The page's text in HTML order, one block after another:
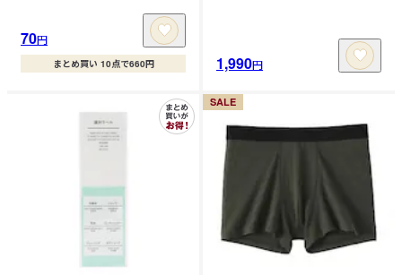
70円
まとめ買い 10点で660円 1,990円
SALE